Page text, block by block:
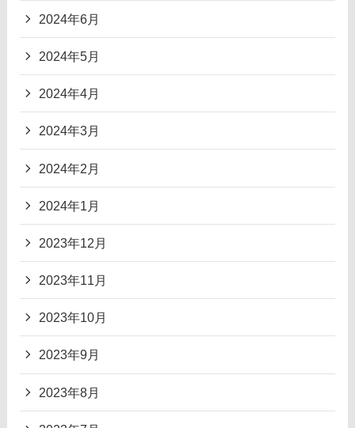
2024年6月
2024年5月
2024年4月
2024年3月
2024年2月
2024年1月
2023年12月
2023年11月
2023年10月
2023年9月
2023年8月